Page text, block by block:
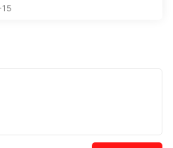
统，自带进出货单据打...